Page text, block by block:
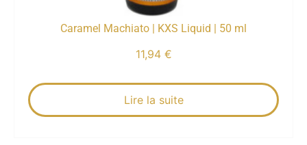
Caramel Machiato | KXS Liquid | 50 ml
11,94 €
Lire la suite